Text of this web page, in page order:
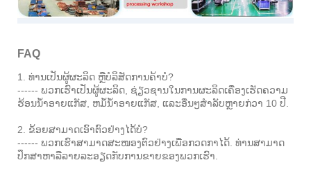
FAQ
1. ທ່ານເປັນຜູ້ຜະລິດ ຫຼືບໍລິສັດການຄ້າບໍ?
------ ພວກເຮົາເປັນຜູ້ຜະລິດ, ຊ່ຽວຊານໃນການຜະລິດເຄື່ອງເຮັດຄວາມ
ຮ້ອນນ້ໍາອາຍແກັສ, ຫມໍ້ນ້ໍາອາຍແກັສ, ແລະອື່ນໆສໍາລັບຫຼາຍກ່ວາ 10 ປີ.
2. ຂ້ອຍສາມາດເອົາຕົວຢ່າງໄດ້ບໍ?
------ ພວກເຮົາສາມາດສະໜອງຕົວຢ່າງເພື່ອກວດກາໄດ້. ທ່ານສາມາດ
ປຶກສາຫາລືລາຍລະອຽດກັບການຂາຍຂອງພວກເຮົາ.